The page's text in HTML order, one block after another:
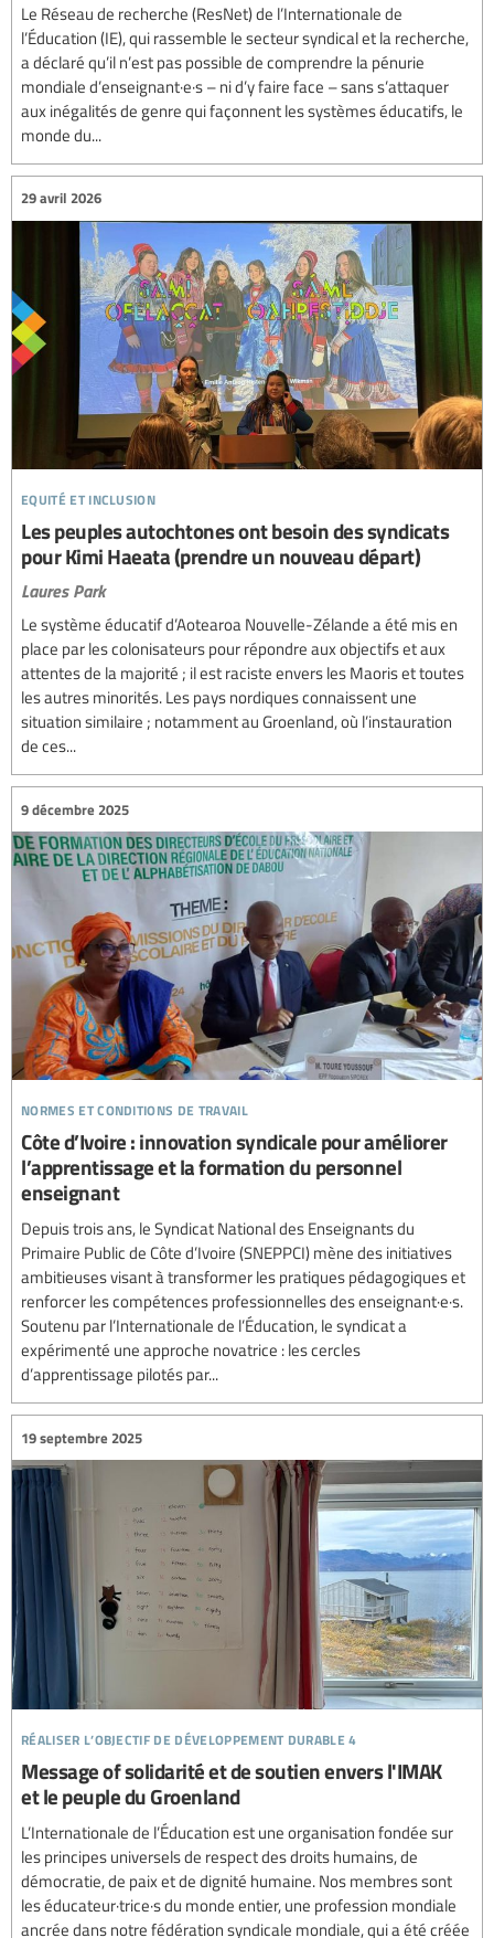
Le Réseau de recherche (ResNet) de l’Internationale de
l’Éducation (IE), qui rassemble le secteur syndical et la recherche,
a déclaré qu’il n’est pas possible de comprendre la pénurie
mondiale d’enseignant·e·s – ni d’y faire face – sans s’attaquer
aux inégalités de genre qui façonnent les systèmes éducatifs, le
monde du...
equité et inclusion
29 avril 2026
Les peuples autochtones ont besoin des syndicats
pour Kimi Haeata (prendre un nouveau départ)
Laures Park
Le système éducatif d’Aotearoa Nouvelle-Zélande a été mis en
place par les colonisateurs pour répondre aux objectifs et aux
attentes de la majorité ; il est raciste envers les Maoris et toutes
les autres minorités. Les pays nordiques connaissent une
situation similaire ; notamment au Groenland, où l’instauration
de ces...
normes et conditions de travail
9 décembre 2025
Côte d’Ivoire : innovation syndicale pour améliorer
l’apprentissage et la formation du personnel
enseignant
Depuis trois ans, le Syndicat National des Enseignants du
Primaire Public de Côte d’Ivoire (SNEPPCI) mène des initiatives
ambitieuses visant à transformer les pratiques pédagogiques et
renforcer les compétences professionnelles des enseignant·e·s.
Soutenu par l’Internationale de l’Éducation, le syndicat a
expérimenté une approche novatrice : les cercles
d’apprentissage pilotés par...
réaliser l’objectif de développement durable 4
19 septembre 2025
Message of solidarité et de soutien envers l'IMAK
et le peuple du Groenland
L’Internationale de l’Éducation est une organisation fondée sur
les principes universels de respect des droits humains, de
démocratie, de paix et de dignité humaine. Nos membres sont
les éducateur·trice·s du monde entier, une profession mondiale
ancrée dans notre fédération syndicale mondiale, qui a été créée